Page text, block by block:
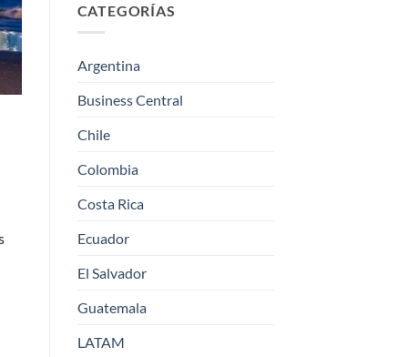
CATEGORÍAS
Argentina
Business Central
Chile
Colombia
Costa Rica
Ecuador
El Salvador
Guatemala
LATAM